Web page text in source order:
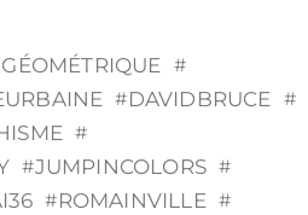
#
#DAVIDBRUCE #
#
#JUMPINCOLORS #
#ROMAINVILLE #